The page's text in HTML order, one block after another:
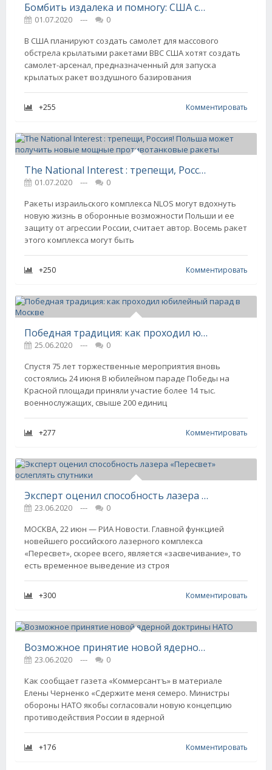
Бомбить издалека и помногу: США создают самолет-арсенал
01.07.2020 ---
0
В США планируют создать самолет для массового
обстрела крылатыми ракетами ВВС США хотят создать
самолет-арсенал, предназначенный для запуска
крылатых ракет воздушного базирования
+255 Комментировать
The National Interest : трепещи, Россия! Польша может получить новые мощные противотанковые ракеты
01.07.2020 ---
0
Ракеты израильского комплекса NLOS могут вдохнуть
новую жизнь в оборонные возможности Польши и ее
защиту от агрессии России, считает автор. Восемь ракет
этого комплекса могут быть
+250 Комментировать
Победная традиция: как проходил юбилейный парад в Москве
25.06.2020 ---
0
Спустя 75 лет торжественные мероприятия вновь
состоялись 24 июня В юбилейном параде Победы на
Красной площади приняли участие более 14 тыс.
военнослужащих, свыше 200 единиц
+277 Комментировать
Эксперт оценил способность лазера «Пересвет» ослеплять спутники
23.06.2020 ---
0
МОСКВА, 22 июн — РИА Новости. Главной функцией
новейшего российского лазерного комплекса
«Пересвет», скорее всего, является «засвечивание», то
есть временное выведение из строя
+300 Комментировать
Возможное принятие новой ядерной доктрины НАТО
23.06.2020 ---
0
Как сообщает газета «Коммерсантъ» в материале
Елены Черненко «Сдержите меня семеро. Министры
обороны НАТО якобы согласовали новую концепцию
противодействия России в ядерной
+176 Комментировать